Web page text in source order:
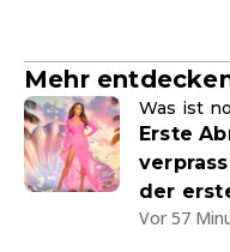
Mehr
Was ist
Erste
der
Vor 57